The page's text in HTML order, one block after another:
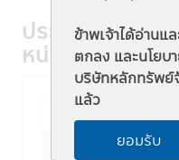
รวมนั้นๆ ได้
3. ผู้สนใจลงทุนค
ชวนให้เข้าใจก่อน
เข้าใจเกี่ยวกับ "น
หลักทรัพย์ที่จะลง
"ความเสี่ยงในกา
"คำเตือน/ข้อแนะน
ข้าพเจ้าได้อ่านแ
ตกลง และนโยบ
บริษัทหลักทรัพย์
แล้ว
ยอมรับ
ประวัติการจ่าย
หน่วยลงทุนอัตโ